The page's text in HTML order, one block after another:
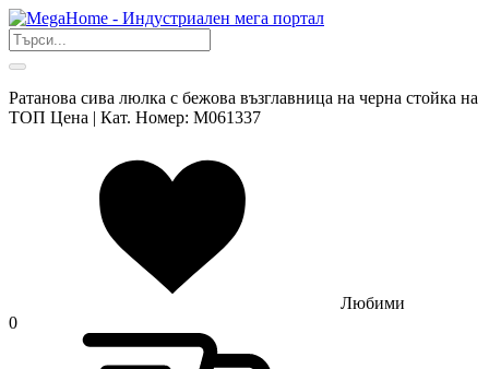
Ратанова сива люлка с бежова възглавница на черна стойка на
ТОП Цена | Кат. Номер: M061337
Любими
0